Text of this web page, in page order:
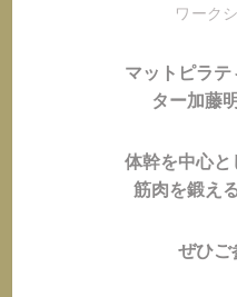
ワーク
マットピラ
ター加藤
体幹を中心と
筋肉を鍛え
ぜひご